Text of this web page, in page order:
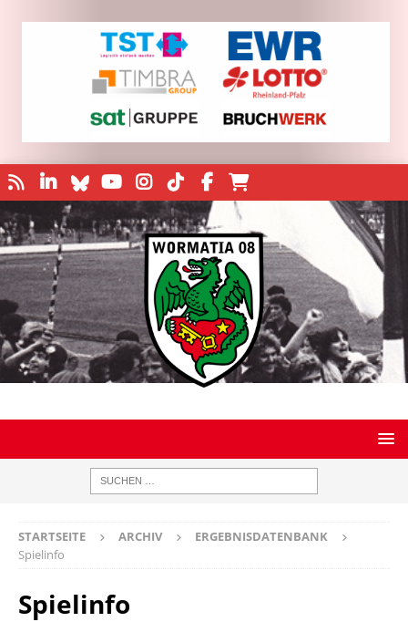
STARTSEITE ARCHIV
ERGEBNISDATENBANK
Spielinfo
Spielinfo